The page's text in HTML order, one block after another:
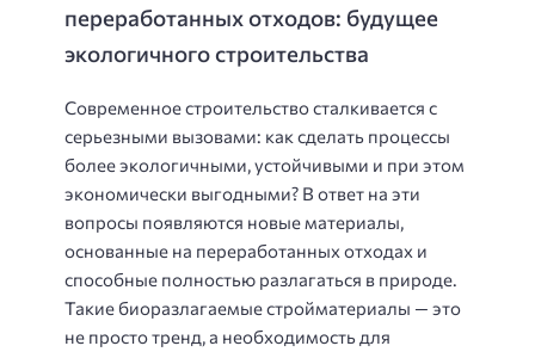
переработанных отходов: будущее
экологичного строительства
Современное строительство сталкивается с
серьезными вызовами: как сделать процессы
более экологичными, устойчивыми и при этом
экономически выгодными? В ответ на эти
вопросы появляются новые материалы,
основанные на переработанных отходах и
способные полностью разлагаться в природе.
Такие биоразлагаемые стройматериалы — это
не просто тренд, а необходимость для